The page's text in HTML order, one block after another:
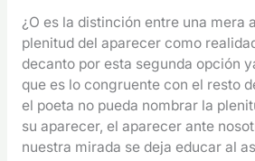
¿O es la distinción entre una mera
plenitud del aparecer como
decanto por esta segunda opción
que es lo congruente con el resto
el poeta no pueda nombrar la
su aparecer, el aparecer ante
nuestra mirada se deja educar al